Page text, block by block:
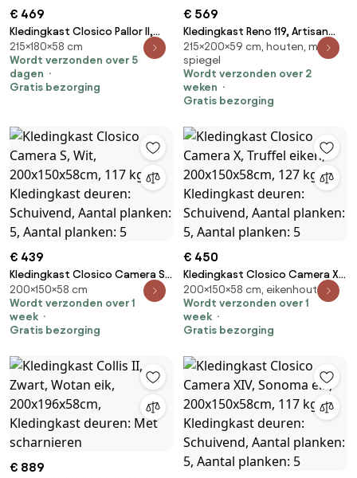
€ 469
Kledingkast Closico Pallor II,
Wit, 215x180x58cm, 147 kg,
Kledingkast deuren: Schuivend,
Aantal planken: 5, Aantal
215×180×58 cm
Wordt verzonden over 5
dagen
Gratis bezorging
€ 569
Kledingkast Reno 119, Artisan
eiken, 215x200x59cm, 167 kg,
Kledingkast deuren: Schuivend,
Aantal planken: 4, Aantal
planken: 4
215×200×59 cm, houten, met
spiegel
Wordt verzonden over 2
weken
Gratis bezorging
€ 439
Kledingkast Closico Camera S,
Wit, 200x150x58cm, 117 kg,
Kledingkast deuren: Schuivend,
Aantal planken: 5, Aantal
200×150×58 cm
Wordt verzonden over 1
week
Gratis bezorging
€ 450
Kledingkast Closico Camera X,
Truffel eiken, 200x150x58cm,
127 kg, Kledingkast deuren:
Schuivend, Aantal planken: 5,
Aantal planken: 5
200×150×58 cm, eikenhouten
Wordt verzonden over 1
week
Gratis bezorging
€ 889